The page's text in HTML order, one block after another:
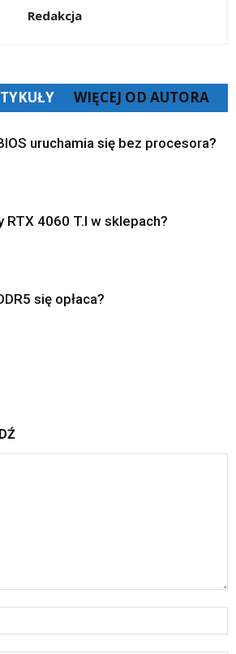
Redakcja
WIĘCEJ OD AUTORA
uruchamia się bez procesora?
RTX 4060 T.I w sklepach?
się opłaca?